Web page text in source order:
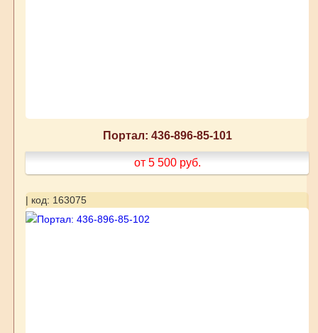
Портал: 436-896-85-101
от 5 500 руб.
| код: 163075